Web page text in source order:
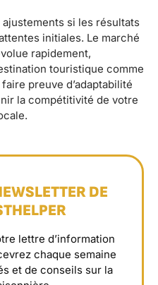
si les résultats
initiales. Le marché
rapidement,
touristique comme
preuve d’adaptabilité
la compétitivité de votre
DE
lettre d’information
chaque semaine
et de conseils sur la